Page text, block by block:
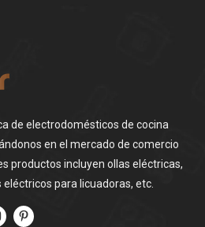
de electrodomésticos de cocina
en el mercado de comercio
productos incluyen ollas eléctricas,
para licuadoras, etc.